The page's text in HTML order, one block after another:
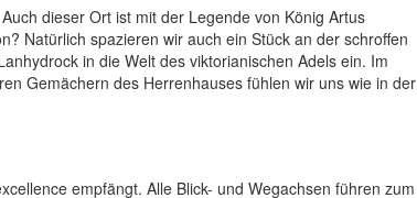
dieser Ort ist mit der Legende von König Artus
Natürlich spazieren wir auch ein Stück an der schroffen
in die Welt des viktorianischen Adels ein. Im
Gemächern des Herrenhauses fühlen wir uns wie in der
empfängt. Alle Blick- und Wegachsen führen zum